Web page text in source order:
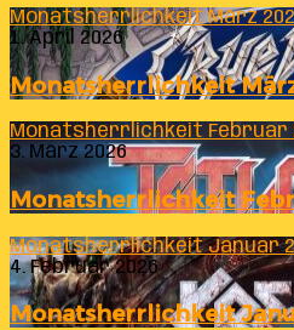
Monatsherrlichkeit März
1. April 2026
Monatsherrlichkeit
Monatsherrlichkeit Februar
3. März 2026
Monatsherrlichkeit
Monatsherrlichkeit Januar
4. Februar 2026
Monatsherrlichkeit